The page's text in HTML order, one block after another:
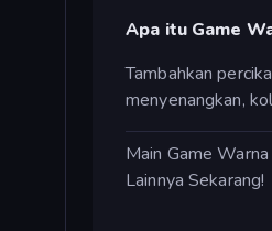
Apa itu Game
Tambahkan
menyenangkan,
Main Game
Lainnya Sekarang!